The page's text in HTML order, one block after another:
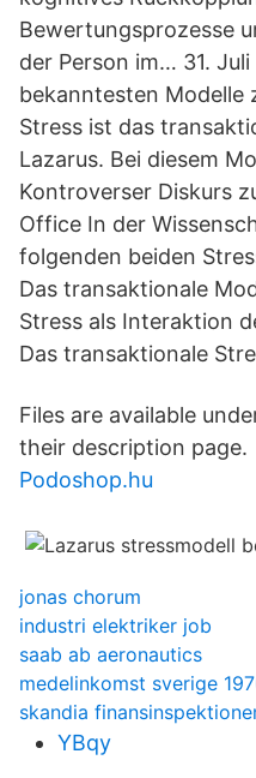
Bewertungsprozesse
der Person im… 31. Juli
bekanntesten Modelle
Stress ist das
Lazarus. Bei diesem
Kontroverser Diskurs
Office In der
folgenden beiden
Das transaktionale
Stress als Interaktion
Das transaktionale
Files are available
their description page.
Podoshop.hu
jonas chorum
industri elektriker job
saab ab aeronautics
medelinkomst sverige
skandia
YBqy